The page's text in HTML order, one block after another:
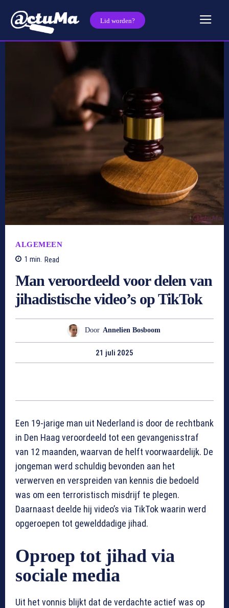
Lid worden?
ALGEMEEN
1 min. Read
Man veroordeeld voor delen van
jihadistische video’s op TikTok
Door Annelien Bosboom
21 juli 2025
Een 19-jarige man uit Nederland is door de rechtbank
in Den Haag veroordeeld tot een gevangenisstraf
van 12 maanden, waarvan de helft voorwaardelijk. De
jongeman werd schuldig bevonden aan het
verwerven en verspreiden van kennis die bedoeld
was om een terroristisch misdrijf te plegen.
Daarnaast deelde hij video’s via TikTok waarin werd
opgeroepen tot gewelddadige jihad.
Oproep tot jihad via
sociale media
Uit het vonnis blijkt dat de verdachte actief was op